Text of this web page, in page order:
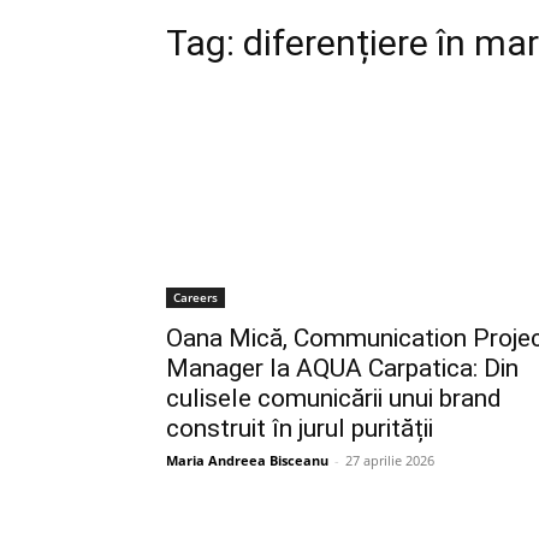
Tag: diferențiere în
Careers
Oana Mică, Communication
Manager la AQUA Carpatica: Din
culisele comunicării unui brand
construit în jurul purității
Maria Andreea Bisceanu - 27 aprilie 2026